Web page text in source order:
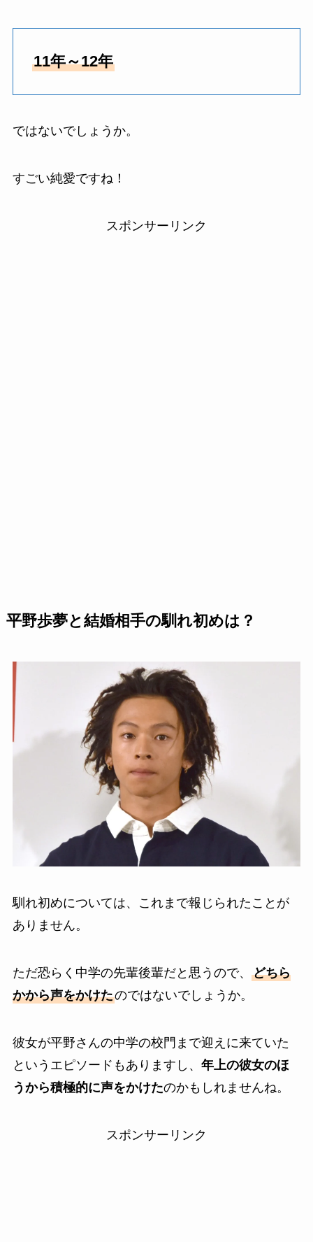
11年～12年
ではないでしょうか。
すごい純愛ですね！
スポンサーリンク
平野歩夢と結婚相手の馴れ初めは？
馴れ初めについては、これまで報じられたことが
ありません。
ただ恐らく中学の先輩後輩だと思うので、 どちら
かから声をかけたのではないでしょうか。
彼女が平野さんの中学の校門まで迎えに来ていた
というエピソードもありますし、 年上の彼女のほ
うから積極的に声をかけたのかもしれませんね。
スポンサーリンク